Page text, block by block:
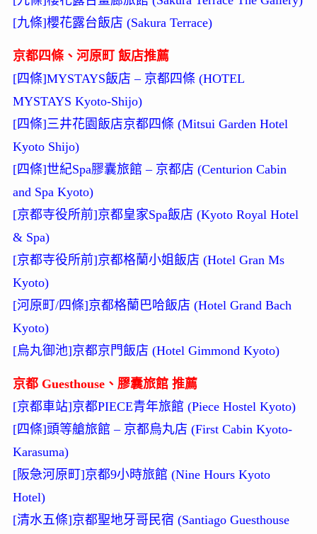
[九條]櫻花露台飯店 (Sakura Terrace)
京都四條、河原町 飯店推薦
[四條]MYSTAYS飯店 – 京都四條 (HOTEL
MYSTAYS Kyoto-Shijo)
[四條]三井花園飯店京都四條 (Mitsui Garden Hotel
Kyoto Shijo)
[四條]世紀Spa膠囊旅館 – 京都店 (Centurion Cabin
and Spa Kyoto)
[京都寺役所前]京都皇家Spa飯店 (Kyoto Royal Hotel
& Spa)
[京都寺役所前]京都格蘭小姐飯店 (Hotel Gran Ms
Kyoto)
[河原町/四條]京都格蘭巴哈飯店 (Hotel Grand Bach
Kyoto)
[烏丸御池]京都京門飯店 (Hotel Gimmond Kyoto)
京都 Guesthouse、膠囊旅館 推薦
[京都車站]京都PIECE青年旅館 (Piece Hostel Kyoto)
[四條]頭等艙旅館 – 京都烏丸店 (First Cabin Kyoto-
Karasuma)
[阪急河原町]京都9小時旅館 (Nine Hours Kyoto
Hotel)
[清水五條]京都聖地牙哥民宿 (Santiago Guesthouse